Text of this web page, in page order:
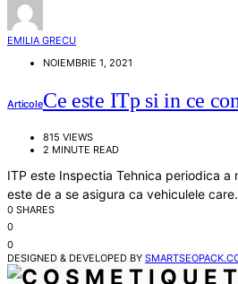
EMILIA GRECU
NOIEMBRIE 1, 2021
ArticoleCe este ITp si in ce
815 VIEWS
2 MINUTE READ
ITP este Inspectia Tehnica periodica a
este de a se asigura ca vehiculele
0 SHARES
0
0
DESIGNED & DEVELOPED BY